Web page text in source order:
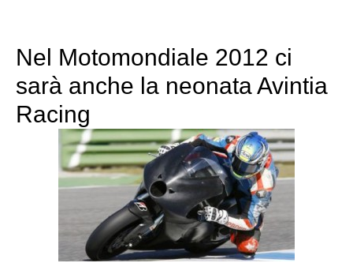
Nel Motomondiale 2012 ci
sarà anche la neonata Avintia
Racing